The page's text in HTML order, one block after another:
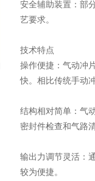
安全辅助装置：部
艺要求。
技术特点
操作便捷：气动冲
快。相比传统手动
结构相对简单：气
密封件检查和气路
输出力调节灵活：
较为便捷。